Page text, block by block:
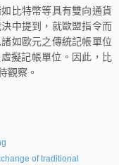
比特幣等具有雙向通貨
中提到，就歐盟指令而
如歐元之傳統記帳單位
擬記帳單位。因此，比
觀察。
of traditional